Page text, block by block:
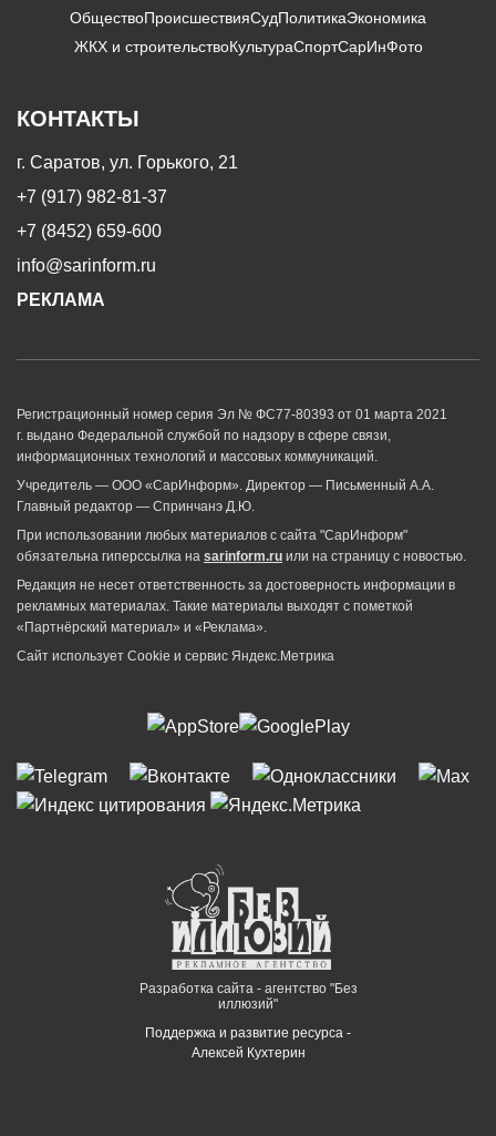
ОбществоПроисшествияСудПолитикаЭкономика
ЖКХ и строительствоКультураСпортСарИнФото
КОНТАКТЫ
г. Саратов, ул. Горького, 21
+7 (917) 982-81-37
+7 (8452) 659-600
info@sarinform.ru
РЕКЛАМА
Регистрационный номер серия Эл № ФС77-80393 от 01 марта 2021
г. выдано Федеральной службой по надзору в сфере связи,
информационных технологий и массовых коммуникаций.
Учредитель — ООО «СарИнформ». Директор — Письменный А.А.
Главный редактор — Спринчанэ Д.Ю.
При использовании любых материалов с сайта "СарИнформ"
обязательна гиперссылка на sarinform.ru или на страницу с новостью.
Редакция не несет ответственность за достоверность информации в
рекламных материалах. Такие материалы выходят с пометкой
«Партнёрский материал» и «Реклама».
Сайт использует Cookie и сервиc Яндекс.Метрика
Разработка сайта - агентство "Без
иллюзий"
Поддержка и развитие ресурса -
Алексей Кухтерин